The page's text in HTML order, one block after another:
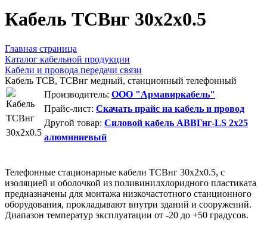
Кабель ТСВнг 30x2x0.5
Главная страница
Каталог кабельной продукции
Кабели и провода передачи связи
Кабель ТСВ, ТСВнг медный, станционный телефонный
Производитель: ООО "Армавиркабель"
Прайс-лист: Скачать прайс на кабель и провод
Другой товар: Силовой кабель АВВГнг-LS 2х25
алюминиевый
Телефонные стационарные кабели ТСВнг 30x2x0.5, с
изоляцией и оболочкой из поливинилхлоридного пластиката
предназначены для монтажа низкочастотного станционного
оборудования, прокладывают внутри зданий и сооружений.
Диапазон температур эксплуатации от -20 до +50 градусов.